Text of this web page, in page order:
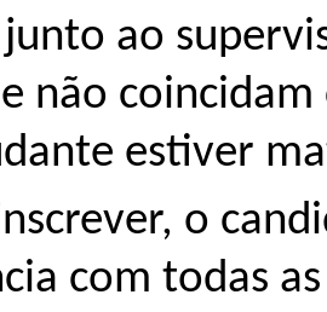
ao
não
estiver
o
com todas